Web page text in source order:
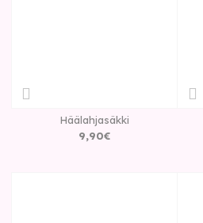
Häälahjasäkki
9,90€